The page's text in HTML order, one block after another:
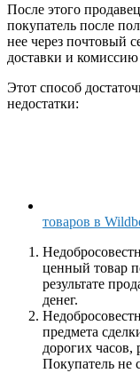
После этого
покупатель после
нее через почтовый
доставки и комиссию
Этот способ
недостатки:
товаров в
ценный товар
результате
денег.
предмета
дорогих
Покупатель не